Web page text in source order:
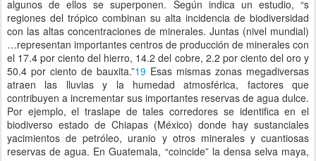
algunos de ellos se superponen. Según indica un estudio, “s
regiones del trópico combinan su alta incidencia de biodiversidad
con las altas concentraciones de minerales. Juntas (nivel mundial)
…representan importantes centros de producción de minerales con
el 17.4 por ciento del hierro, 14.2 del cobre, 2.2 por ciento del oro y
50.4 por ciento de bauxita.”19 Esas mismas zonas megadiversas
atraen las lluvias y la humedad atmosférica, factores que
contribuyen a incrementar sus importantes reservas de agua dulce.
Por ejemplo, el traslape de tales corredores se identifica en el
biodiverso estado de Chiapas (México) donde hay sustanciales
yacimientos de petróleo, uranio y otros minerales y cuantiosas
reservas de agua. En Guatemala, “coincide” la densa selva maya,